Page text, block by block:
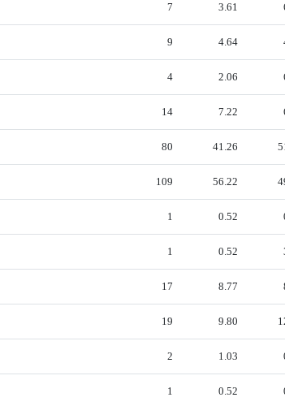
7 3.61
9 4.64
4 2.06
14 7.22
80 41.26
109 56.22
1 0.52
1 0.52
17 8.77
19 9.80
2 1.03
1 0.52